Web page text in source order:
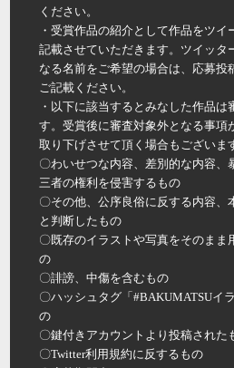
ください。
・受賞作品の紹介として作品をツイ
記載させていただきます。ツイッタ
なる名前をご希望の場合は、応募投
ご記載ください。
・以下に該当するとみなした作品は
す。受賞後に審査対象外となる事項
取り下げさせて頂く場合もございま
〇わいせつな内容、差別的な内容、
三者の権利を侵害するもの
〇その他、公序良俗に反する内容、
と判断したもの
〇既存のイラストや写真をそのまま
の
〇誹謗、中傷を含むもの
〇ハッシュタグ「#BAKUMATSUイ
の
〇鍵付きアカウントより投稿された
〇Twitter利用規約に反するもの